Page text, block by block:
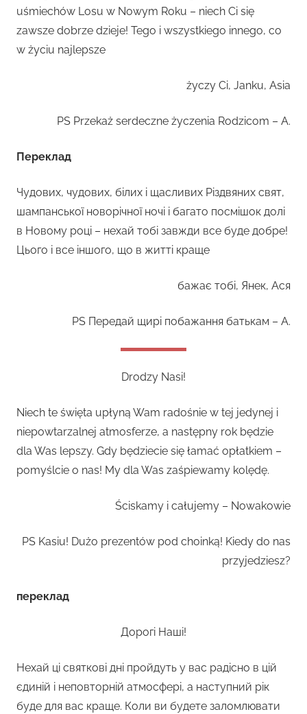
uśmiechów Losu w Nowym Roku – niech Ci się
zawsze dobrze dzieje! Tego i wszystkiego innego, co
w życiu najlepsze
życzy Ci, Janku, Asia
PS Przekaż serdeczne życzenia Rodzicom – A.
Переклад
Чудових, чудових, білих і щасливих Різдвяних свят,
шампанської новорічної ночі і багато посмішок долі
в Новому році – нехай тобі завжди все буде добре!
Цього і все іншого, що в житті краще
бажає тобі, Янек, Ася
PS Передай щирі побажання батькам – А.
Drodzy Nasi!
Niech te święta upłyną Wam radośnie w tej jedynej i
niepowtarzalnej atmosferze, a następny rok będzie
dla Was lepszy. Gdy będziecie się łamać opłatkiem –
pomyślcie o nas! My dla Was zaśpiewamy kolędę.
Ściskamy i całujemy – Nowakowie
PS Kasiu! Dużo prezentów pod choinką! Kiedy do nas
przyjedziesz?
переклад
Дорогі Наші!
Нехай ці святкові дні пройдуть у вас радісно в цій
єдиній і неповторній атмосфері, а наступний рік
буде для вас краще. Коли ви будете заломлювати